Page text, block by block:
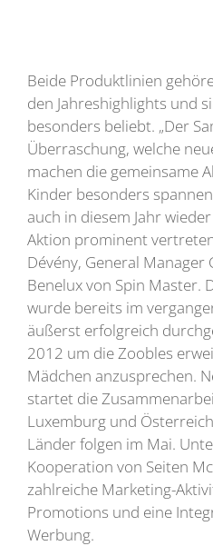
Beide Produktlinien
den Jahreshighlights und
besonders beliebt. „Der
Überraschung, welche
machen die gemeinsame
Kinder besonders
auch in diesem Jahr
Aktion prominent
Dévény, General
Benelux von Spin Master.
wurde bereits im
äußerst erfolgreich
2012 um die Zoobles
Mädchen anzusprechen.
startet die
Luxemburg und
Länder folgen im Mai.
Kooperation von Seiten
zahlreiche Marketing-
Promotions und eine
Werbung.